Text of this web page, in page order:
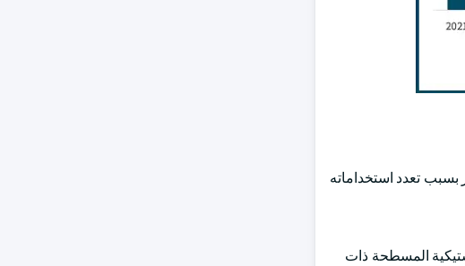
بسبب تعدد استخداماته
اعتماد الأكياس البلاستيكية المسطحة ذات